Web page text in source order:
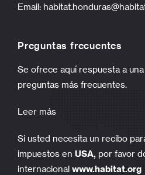
Email:
Preguntas frecuentes
Se ofrece aquí respuesta a
preguntas más frecuentes.
Leer más
Si usted necesita un recibo
impuestos en USA, por favor
internacional www.habitat.org